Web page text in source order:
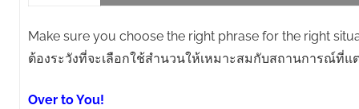
Make sure you choose the right phrase for the right
ต้องระวังที่จะเลือกใช้สำนวนให้เหมาะสมกับสถานการณ์ที่แ
Over to You!